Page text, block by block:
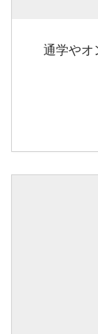
通学やオ